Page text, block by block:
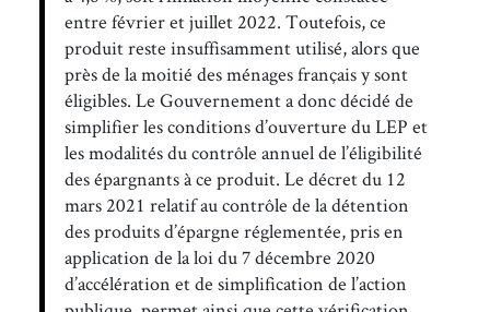
entre février et juillet 2022. Toutefois, ce
produit reste insuffisamment utilisé, alors que
près de la moitié des ménages français y sont
éligibles. Le Gouvernement a donc décidé de
simplifier les conditions d’ouverture du LEP et
les modalités du contrôle annuel de l’éligibilité
des épargnants à ce produit. Le décret du 12
mars 2021 relatif au contrôle de la détention
des produits d’épargne réglementée, pris en
application de la loi du 7 décembre 2020
d’accélération et de simplification de l’action